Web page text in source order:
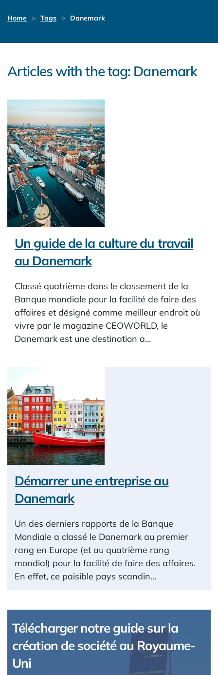
Home Tags Danemark
Articles with the tag: Danemark
Un guide de la culture du travail
au Danemark
Classé quatrième dans le classement de la
Banque mondiale pour la facilité de faire des
affaires et désigné comme meilleur endroit où
vivre par le magazine CEOWORLD, le
Danemark est une destination a…
Démarrer une entreprise au
Danemark
Un des derniers rapports de la Banque
Mondiale a classé le Danemark au premier
rang en Europe (et au quatrième rang
mondial) pour la facilité de faire des affaires.
En effet, ce paisible pays scandin…
Télécharger notre guide sur la
création de société au Royaume-
Uni